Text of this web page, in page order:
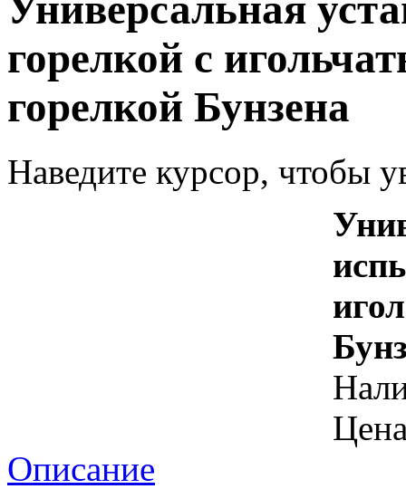
Универсальная
горелкой с
горелкой Бунзена
Наведите курсор, чтобы
Описание